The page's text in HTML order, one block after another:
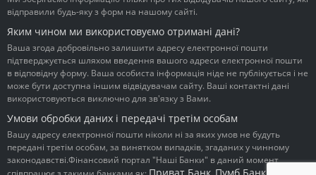
відправили будь-яку з форм на нашому сайті.
Яким чином ми використовуємо отримані дані?
Ваша згода добровільно залишити адресу електронної пошти
підтверджується шляхом введення вашого адреси електронної пошти
в відповідну форму. Ваша особиста інформація ніде не публікується і не
може бути доступна іншим відвідувачам сайту. Ваші контактні дані
використовуються виключно для зв'язку з Вами.
Умови обробки даних і передачі третім особам
Вашу адресу електронної пошти ніколи ні за яких умов не будуть
передані третім особам, за винятком випадків, згаданих у чинному
законодавстві.Фінансовий портал "Наші Банки" в даний момент